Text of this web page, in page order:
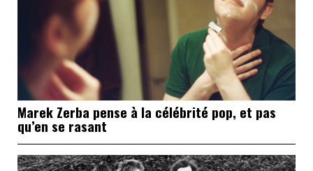
Marek Zerba pense à la célébrité pop, et pas
qu’en se rasant